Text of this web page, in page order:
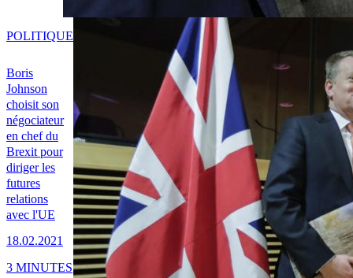
Boris
Johnson
choisit son
négociateur
en chef du
Brexit pour
diriger les
futures
relations
avec l'UE
18.02.2021
POLITIQUE
3 MINUTES